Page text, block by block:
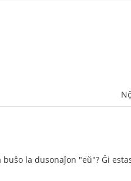
la dusonaĵon "eŭ"? Ĝi